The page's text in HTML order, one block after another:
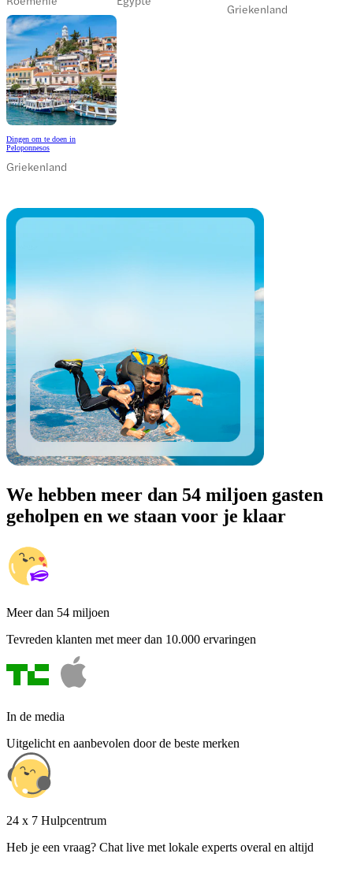
Griekenland
Dingen om te doen in
Peloponnesos
Griekenland
We hebben meer dan 54 miljoen gasten
geholpen en we staan voor je klaar
Meer dan 54 miljoen
Tevreden klanten met meer dan 10.000 ervaringen
In de media
Uitgelicht en aanbevolen door de beste merken
24 x 7 Hulpcentrum
Heb je een vraag? Chat live met lokale experts overal en altijd